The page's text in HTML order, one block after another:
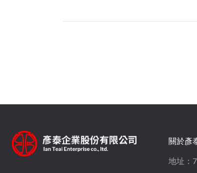
關於彥
地址：